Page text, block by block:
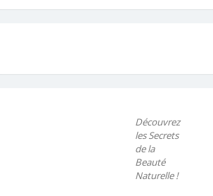
Découvrez
les Secrets
de la
Beauté
Naturelle !